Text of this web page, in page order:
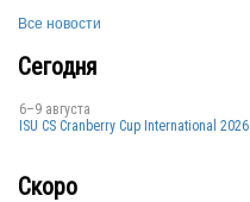
Все новости
Сегодня
6–9 августа
ISU CS Cranberry Cup International 2026
Скоро